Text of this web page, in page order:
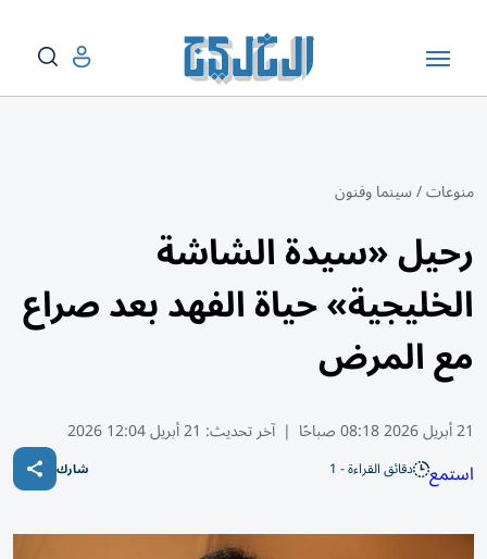
منوعات/سينما وفنون
رحيل «سيدة الشاشة
الخليجية» حياة الفهد بعد صراع
مع المرض
21 أبريل 2026 08:18 صباحًا | آخر تحديث: 21 أبريل 12:04 2026
استمع دقائق القراءة - 1 شارك